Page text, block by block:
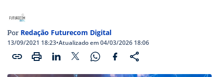
Por Redação Futurecom Digital
13/09/2021 18:23•Atualizado em 04/03/2026 18:06